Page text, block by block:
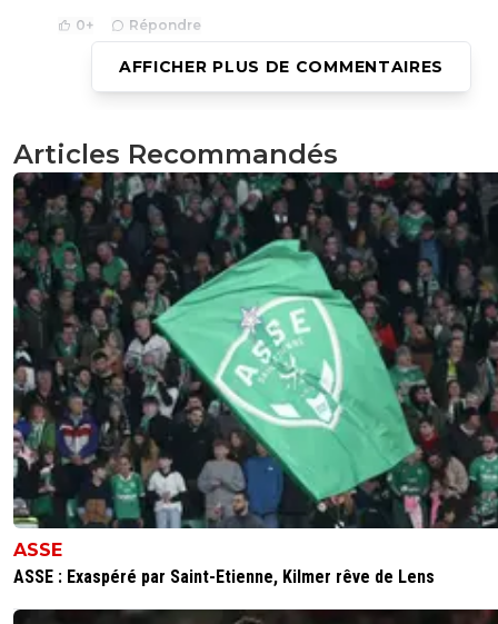
0+ Répondre
"au président Textor malgré tout"Aïe ...
0+ Répondre
fab-g-ronimo 18 mai 2025 à 6:28 +
Oui, le "Merci au président Textor malgré tout", ça
presque tiquer, mais en vrai, s'il ne l'avait pas
contre son gré, l'été dernier, il n'aurait pas pu
l'OL la tête haute. Un mal pour un bien. Un
comportement que j'ai loué, de la part de Textor.
0 + Répondre
bub 18 mai 2025 à 9:02 817
tellement vra, i Aulas avait prolongé que de 3
gamin de 18 ans en lui donnant 350k par mois.
veut dire que , si il n'etait bon pas bon par la
les 350k n'etait pas justifiés, soit que si il etait
Heureusement Textor a récupèré l'histoire en
AFFICHER PLUS DE COMMENTAIRES
Articles Recommandés
ASSE
ASSE : Exaspéré par Saint-Etienne, Kilmer rêve de Lens